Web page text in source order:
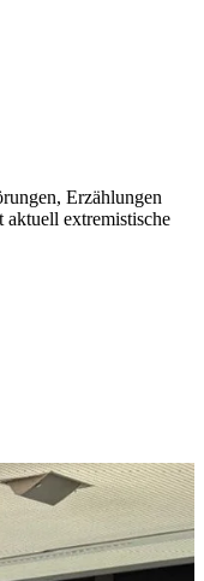
Erzählungen
extremistische